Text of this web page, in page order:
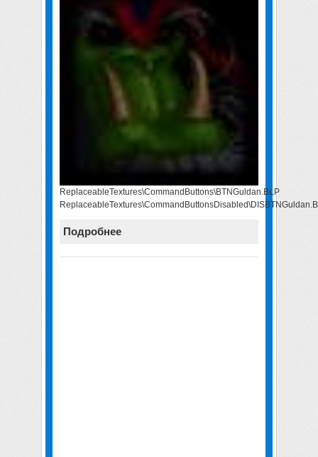
ReplaceableTextures\CommandButtons\BTNGuldan.BLP
Подробнее